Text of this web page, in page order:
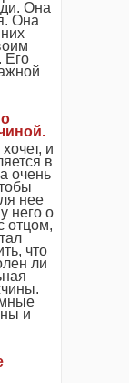
Она
Она
Его
и
в
очень
нее
него о
отцом,
что
ли
и